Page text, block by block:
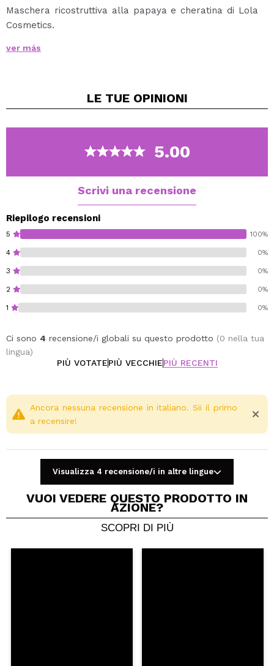
Maschera ricostruttiva alla papaya e cheratina di Lola
Cosmetics.
Arricchito con papaya, aminoacidi e cheratina vegetale
Modo d'uso: applicare da 2 a 3 cucchiaini sui palmi delle
Emulsionare per distribuire e applicare da media alle
Lasciar agire dai 3 ai 5 minuti.
Utilizzare settimanalmente o quando è richiesto il
Questo prodotto Lola Cosmetics è adatto per il metodo
curly.
ver más
LE TUE OPINIONI
5.00
Scrivi una recensione
Riepilogo recensioni
5 100%
4 0%
3 0%
2 0%
1 0%
Ci sono 4 recensione/i globali su questo prodotto (0 nella tua
lingua)
PIÙ VOTATEPIÙ VECCHIEPIÙ RECENTI
Condividi un video o una foto
Il tuo video potrebbe essere il primo. Immaginalo...
Ancora nessuna recensione in italiano. Sii il primo
a recensire!
Visualizza 4 recensione/i in altre lingue
VUOI VEDERE QUESTO PRODOTTO IN
AZIONE?
SCOPRI DI PIÙ